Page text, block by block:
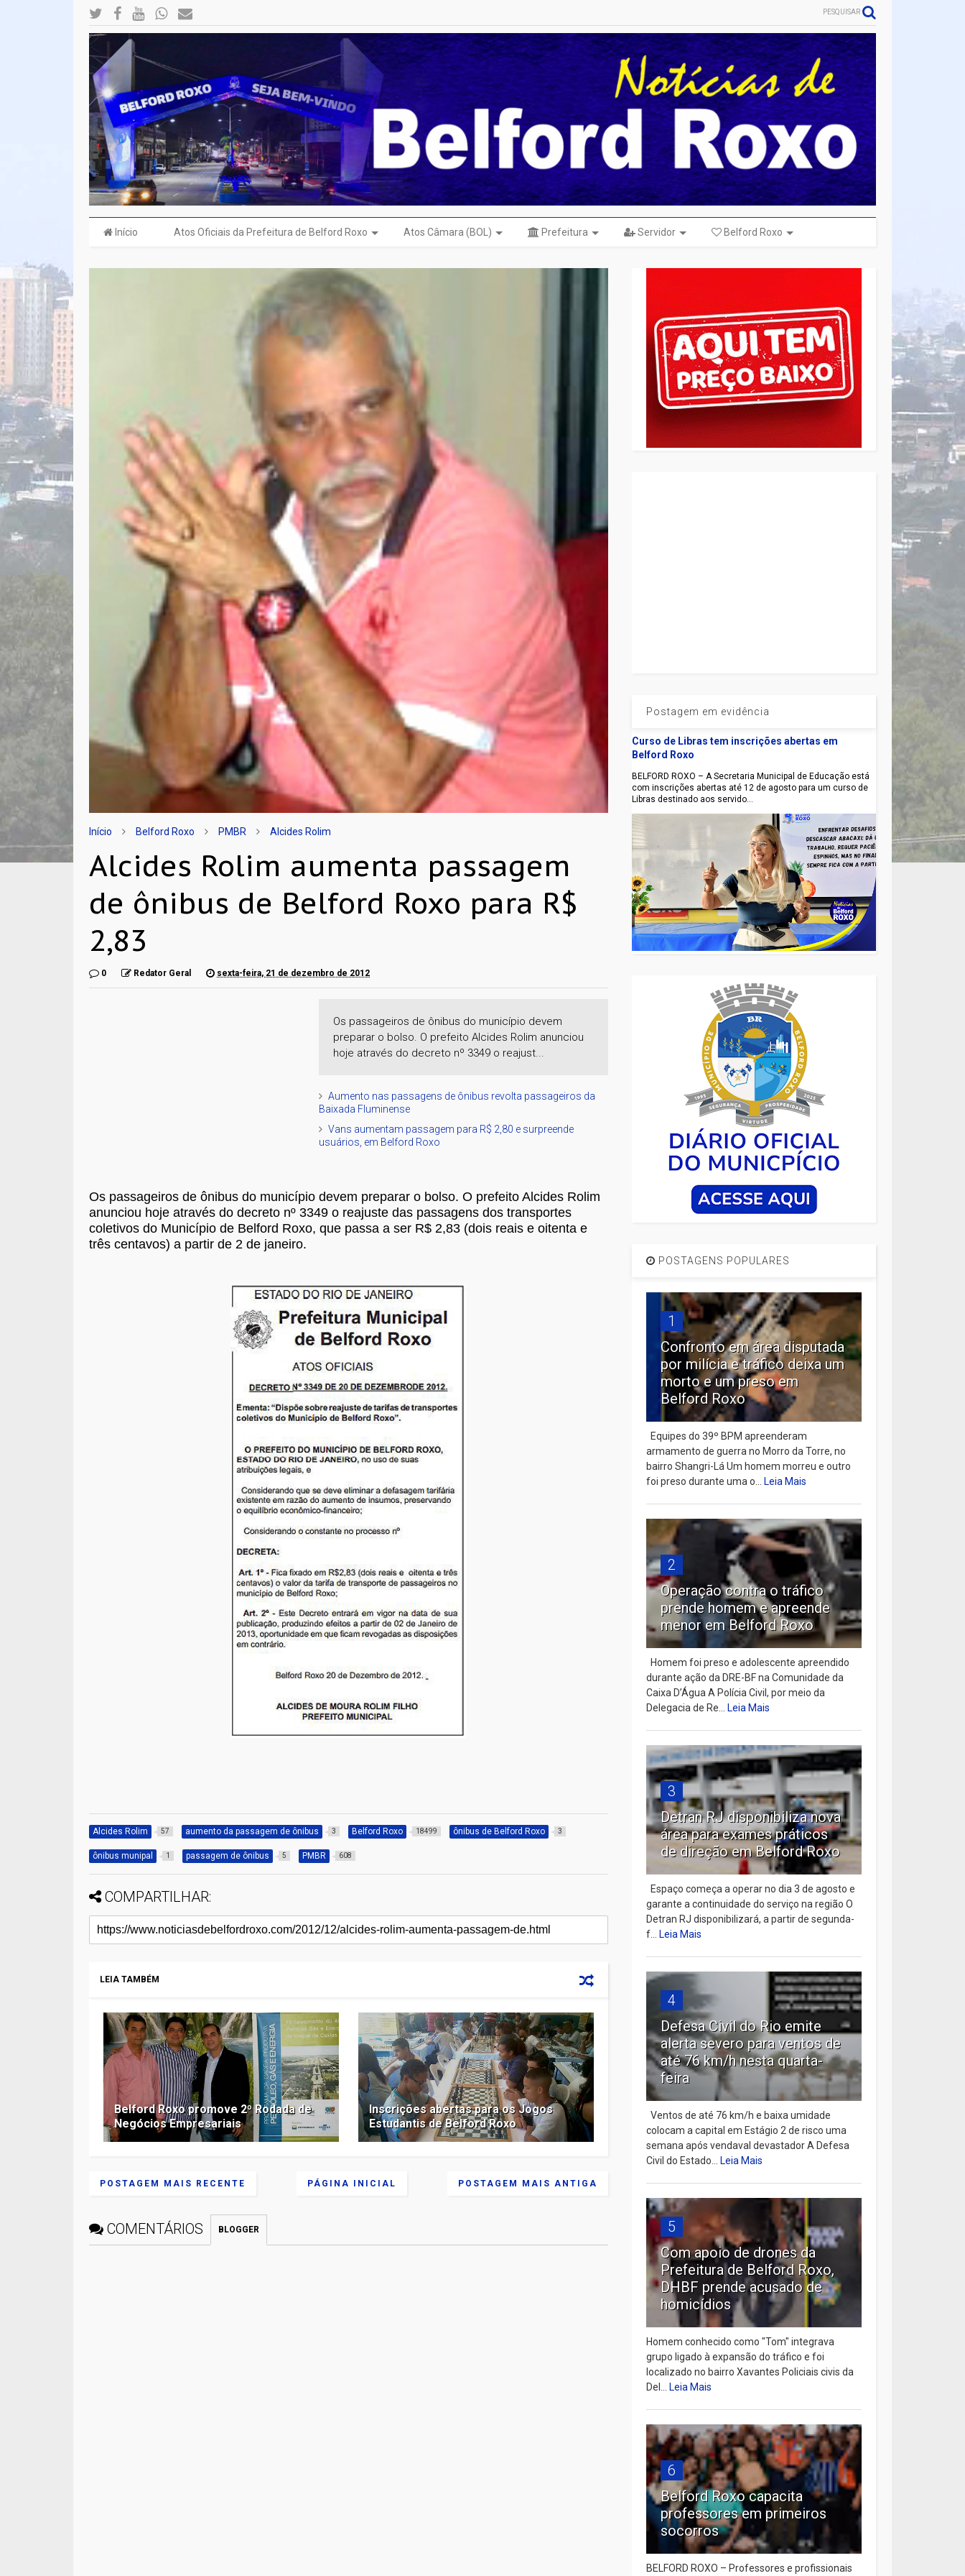
PESQUISAR
Início Atos Oficiais da Prefeitura de Belford Roxo Atos Câmara (BOL) Prefeitura Servidor Belford Roxo
Início Belford Roxo PMBR Alcides Rolim
Alcides Rolim aumenta passagem
de ônibus de Belford Roxo para R$
2,83
0 Redator Geral sexta-feira, 21 de dezembro de 2012
Os passageiros de ônibus do município devem
preparar o bolso. O prefeito Alcides Rolim anunciou
hoje através do decreto nº 3349 o reajust...
Aumento nas passagens de ônibus revolta passageiros da
Baixada Fluminense
Vans aumentam passagem para R$ 2,80 e surpreende
usuários, em Belford Roxo
Os passageiros de ônibus do município devem preparar o bolso. O prefeito Alcides Rolim
anunciou hoje através do decreto nº 3349 o reajuste das passagens dos transportes
coletivos do Município de Belford Roxo, que passa a ser R$ 2,83 (dois reais e oitenta e
três centavos) a partir de 2 de janeiro.
Alcides Rolim 57 aumento da passagem de ônibus 3 Belford Roxo 18499 ônibus de Belford Roxo 3
ônibus munipal 1 passagem de ônibus 5 PMBR 608
COMPARTILHAR:
LEIA TAMBÉM
Belford Roxo promove 2º Rodada de
Negócios Empresariais
Inscrições abertas para os Jogos
Estudantis de Belford Roxo
POSTAGEM MAIS RECENTE POSTAGEM MAIS ANTIGA
PÁGINA INICIAL
COMENTÁRIOS BLOGGER
Postagem em evidência
Curso de Libras tem inscrições abertas em
Belford Roxo
BELFORD ROXO – A Secretaria Municipal de Educação está
com inscrições abertas até 12 de agosto para um curso de
Libras destinado aos servido...
POSTAGENS POPULARES
1
Confronto em área disputada
por milícia e tráfico deixa um
morto e um preso em
Belford Roxo
Equipes do 39º BPM apreenderam
armamento de guerra no Morro da Torre, no
bairro Shangri-Lá Um homem morreu e outro
foi preso durante uma o...Leia Mais
2
Operação contra o tráfico
prende homem e apreende
menor em Belford Roxo
Homem foi preso e adolescente apreendido
durante ação da DRE-BF na Comunidade da
Caixa D’Água A Polícia Civil, por meio da
Delegacia de Re...Leia Mais
3
Detran RJ disponibiliza nova
área para exames práticos
de direção em Belford Roxo
Espaço começa a operar no dia 3 de agosto e
garante a continuidade do serviço na região O
Detran RJ disponibilizará, a partir de segunda-
f...Leia Mais
4
Defesa Civil do Rio emite
alerta severo para ventos de
até 76 km/h nesta quarta-
feira
Ventos de até 76 km/h e baixa umidade
colocam a capital em Estágio 2 de risco uma
semana após vendaval devastador A Defesa
Civil do Estado...Leia Mais
5
Com apoio de drones da
Prefeitura de Belford Roxo,
DHBF prende acusado de
homicídios
Homem conhecido como "Tom" integrava
grupo ligado à expansão do tráfico e foi
localizado no bairro Xavantes Policiais civis da
Del...Leia Mais
6
Belford Roxo capacita
professores em primeiros
socorros
BELFORD ROXO – Professores e profissionais